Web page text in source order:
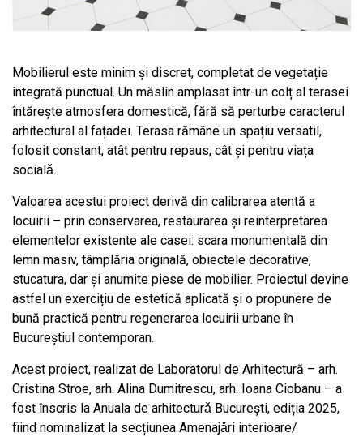
Mobilierul este minim și discret, completat de vegetație
integrată punctual. Un măslin amplasat într-un colț al terasei
întărește atmosfera domestică, fără să perturbe caracterul
arhitectural al fațadei. Terasa rămâne un spațiu versatil,
folosit constant, atât pentru repaus, cât și pentru viața
socialǎ.
Valoarea acestui proiect derivă din calibrarea atentă a
locuirii – prin conservarea, restaurarea și reinterpretarea
elementelor existente ale casei: scara monumentală din
lemn masiv, tâmplăria originală, obiectele decorative,
stucatura, dar și anumite piese de mobilier. Proiectul devine
astfel un exercițiu de estetică aplicată și o propunere de
bună practică pentru regenerarea locuirii urbane în
Bucureștiul contemporan.
Acest proiect, realizat de Laboratorul de Arhitectură – arh.
Cristina Stroe, arh. Alina Dumitrescu, arh. Ioana Ciobanu – a
fost înscris la Anuala de arhitecturǎ Bucureşti, ediția 2025,
fiind nominalizat la secțiunea Amenajǎri interioare/